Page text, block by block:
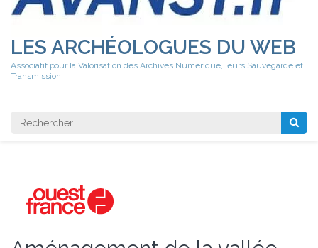
LES ARCHÉOLOGUES DU WEB
Associatif pour la Valorisation des Archives Numérique, leurs Sauvegarde et
Transmission.
Rechercher